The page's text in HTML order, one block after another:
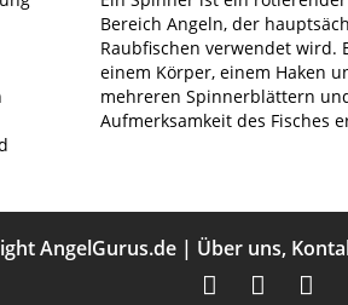
Bereich Angeln, der
Raubfischen verwendet wird.
einem Körper, einem Haken
mehreren Spinnerblättern
Aufmerksamkeit des Fisches
AngelGurus.de| Über uns,